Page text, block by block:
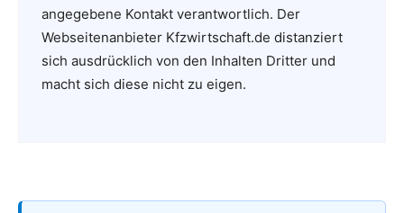
angegebene Kontakt verantwortlich. Der
Webseitenanbieter Kfzwirtschaft.de distanziert
sich ausdrücklich von den Inhalten Dritter und
macht sich diese nicht zu eigen.